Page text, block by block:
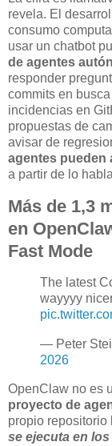
revela. El
consumo
usar un chatbot
de agentes
responder
commits en
incidencias en
propuestas de
avisar de
agentes pueden
a partir de lo
Más de 1,3
en
Fast Mode
The latest
wayyyy
— Peter
2026
OpenClaw no es
proyecto de
propio repositorio
se ejecuta en